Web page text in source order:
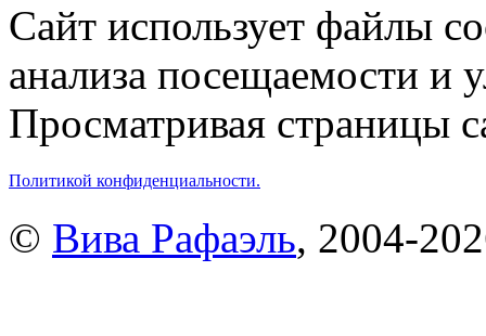
Сайт использует файлы
анализа посещаемости и
Просматривая страницы
Политикой конфиденциальности.
© Вива Рафаэль, 2004-